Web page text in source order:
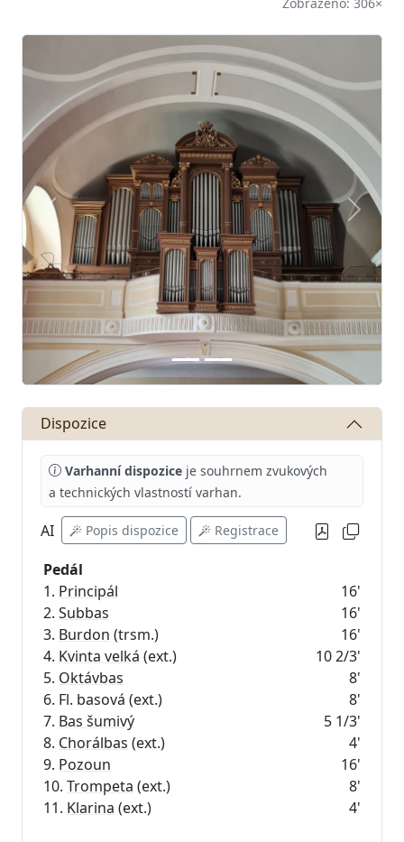
Předchozí Další
Dispozice
Varhanní dispozice je souhrnem zvukových
a technických vlastností varhan.
AI Popis dispozice Registrace
Pedál
1. Principál
16'
2. Subbas
16'
3. Burdon (trsm.)
16'
4. Kvinta velká (ext.)
10 2/3'
5. Oktávbas
8'
6. Fl. basová (ext.)
8'
7. Bas šumivý
5 1/3'
8. Chorálbas (ext.)
4'
9. Pozoun
16'
10. Trompeta (ext.)
8'
11. Klarina (ext.) 4'